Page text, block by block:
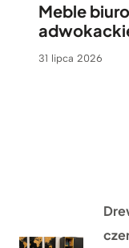
Meble
31 lipca 2026